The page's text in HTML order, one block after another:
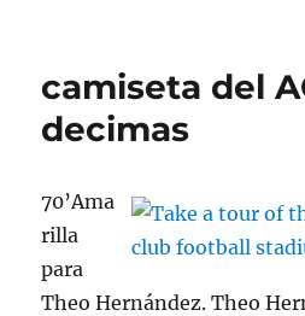
camiseta del
decimas
70’Ama
rilla
para
Theo Hernández. Theo